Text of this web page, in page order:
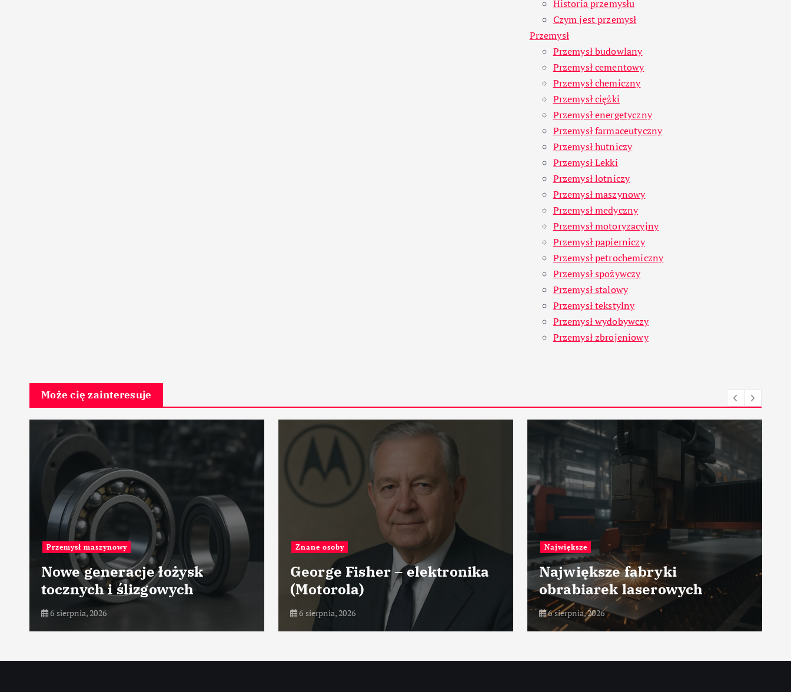
Historia przemysłu
Czym jest przemysł
Przemysł
Przemysł budowlany
Przemysł cementowy
Przemysł chemiczny
Przemysł ciężki
Przemysł energetyczny
Przemysł farmaceutyczny
Przemysł hutniczy
Przemysł Lekki
Przemysł lotniczy
Przemysł maszynowy
Przemysł medyczny
Przemysł motoryzacyjny
Przemysł papierniczy
Przemysł petrochemiczny
Przemysł spożywczy
Przemysł stalowy
Przemysł tekstylny
Przemysł wydobywczy
Przemysł zbrojeniowy
Może cię zainteresuje
Przemysł maszynowy
Nowe generacje łożysk
tocznych i ślizgowych
6 sierpnia, 2026
Znane osoby
George Fisher – elektronika
(Motorola)
6 sierpnia, 2026
Największe
Największe fabryki
obrabiarek laserowych
6 sierpnia, 2026